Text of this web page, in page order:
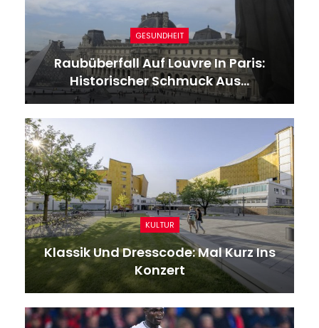
GESUNDHEIT
Raubüberfall Auf Louvre In Paris:
Historischer Schmuck Aus…
KULTUR
Klassik Und Dresscode: Mal Kurz Ins
Konzert